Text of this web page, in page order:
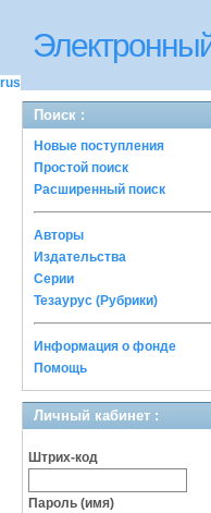
rus
Поиск :
Новые поступления
Простой поиск
Расширенный поиск
Авторы
Издательства
Серии
Тезаурус (Рубрики)
Информация о фонде
Помощь
Личный кабинет :
Штрих-код
Пароль (имя)